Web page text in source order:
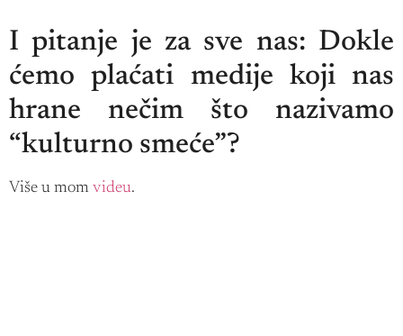
I pitanje je za sve nas: Dokle
ćemo plaćati medije koji nas
hrane nečim što nazivamo
“kulturno smeće”?
Više u mom videu.